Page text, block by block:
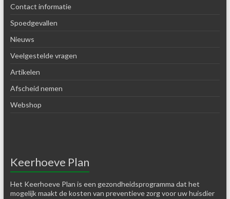
Contact informatie
Spoedgevallen
Nieuws
Veelgestelde vragen
Artikelen
Afscheid nemen
Webshop
Keerhoeve Plan
Het Keerhoeve Plan is een gezondheidsprogramma dat het
mogelijk maakt de kosten van preventieve zorg voor uw huisdier